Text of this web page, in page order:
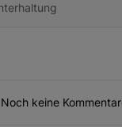
Noch keine